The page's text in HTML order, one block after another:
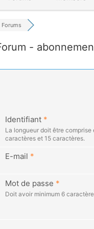
Forums
-
Identifiant *
La longueur doit être comprise
caractères et 15 caractères.
E-mail *
Mot de passe *
Doit avoir minimum 6